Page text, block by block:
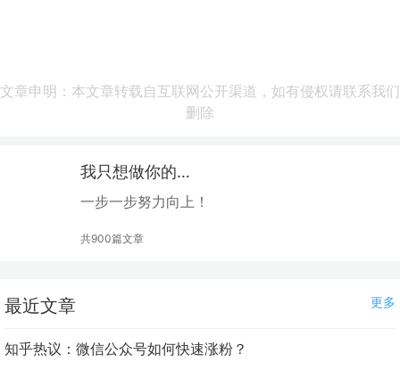
文章申明：本文章转载自互联网公开渠道，如有侵权请联系我们
删除
我只想做你的太阳
一步一步努力向上！
共900篇文章
最近文章 更多
知乎热议：微信公众号如何快速涨粉？